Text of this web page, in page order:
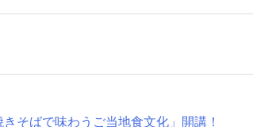
そばで味わうご当地食文化」開講！